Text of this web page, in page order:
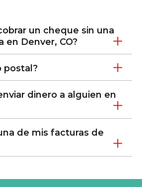
un cheque sin una
en Denver, CO?
postal?
dinero a alguien en
de mis facturas de